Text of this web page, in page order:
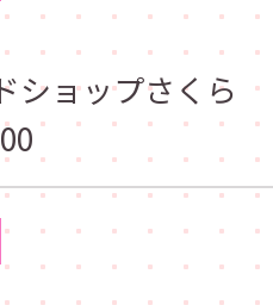
ショップさくら